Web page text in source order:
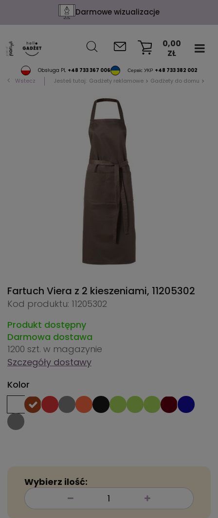
Darmowe wizualizacje
Obsługa PL +48 733 367 006 Сервіс УКР +48 733 382 002
0,00
ZŁ
Wstecz Jesteś tutaj: Gadżety reklamowe Gadżety do domu
Fartuch Viera z 2 kieszeniami, 11205302
Kod produktu: 11205302
Produkt dostępny
Darmowa dostawa
1200 szt. w magazynie
Szczegóły dostawy
Kolor
Wybierz ilość: